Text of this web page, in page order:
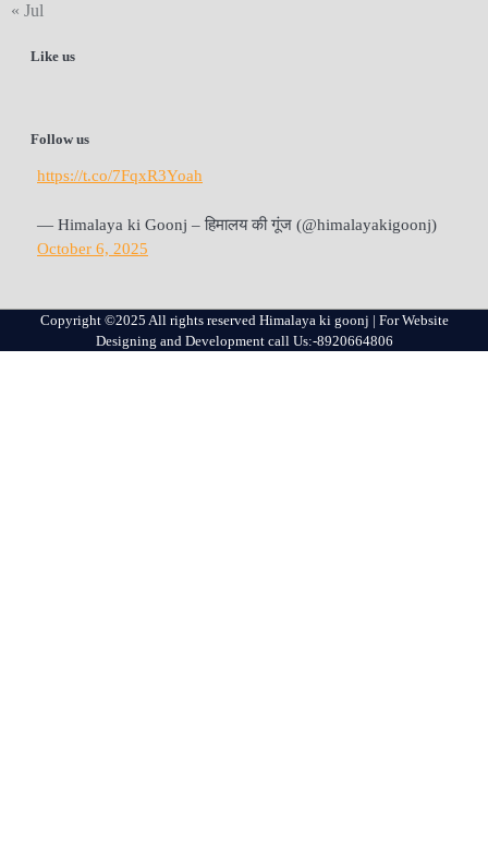
« Jul
Like us
Follow us
https://t.co/7FqxR3Yoah
— Himalaya ki Goonj – हिमालय की गूंज (@himalayakigoonj)
October 6, 2025
Copyright ©2025 All rights reserved Himalaya ki goonj | For Website
Designing and Development call Us:-8920664806